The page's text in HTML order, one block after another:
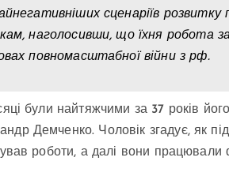
сценаріїв
наголосивши, що їхня робота
повномасштабної війни з рф.
були найтяжчими за 37 років
Демченко. Чоловік згадує, як
роботи, а далі вони